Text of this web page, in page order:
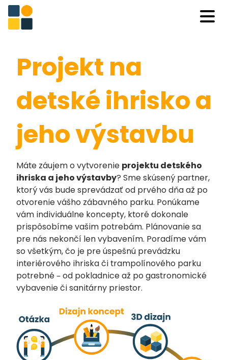
Projekt na
detské ihrisko a
jeho výstavbu
Máte záujem o vytvorenie projektu detského
ihriska a jeho výstavby? Sme skúsený partner,
ktorý vás bude sprevádzať od prvého dňa až po
otvorenie vášho zábavného parku. Ponúkame
vám individuálne koncepty, ktoré dokonale
prispôsobíme vašim potrebám. Plánovanie sa
pre nás nekončí len vybavením. Poradíme vám
so všetkým, čo je pre úspešnú prevádzku
interiérového ihriska či trampolínového parku
potrebné – od pokladnice až po gastronomické
vybavenie či sanitárny priestor.